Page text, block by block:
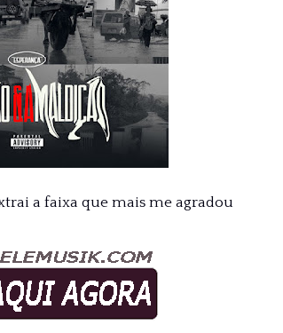
a faixa que mais me agradou